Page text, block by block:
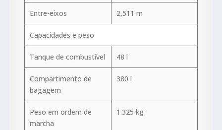
Entre-eixos 2,511 m
Capacidades e peso
Tanque de combustível 48 l
Compartimento de
bagagem
380 l
Peso em ordem de
marcha
1.325 kg